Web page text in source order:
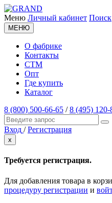
Меню Личный кабинет Поиск
МЕНЮ
О фабрике
Контакты
СТМ
Опт
Где купить
Каталог
8 (800) 500-66-65 /8 (495) 120-
Вход / Регистрация
x
Требуется регистрация.
Для добавления товара в
процедуру регистрации и